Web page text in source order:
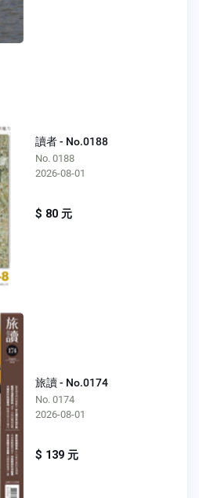
讀者 - No.0188
No. 0188
2026-08-01
$ 80 元
旅讀 - No.0174
No. 0174
2026-08-01
$ 139 元